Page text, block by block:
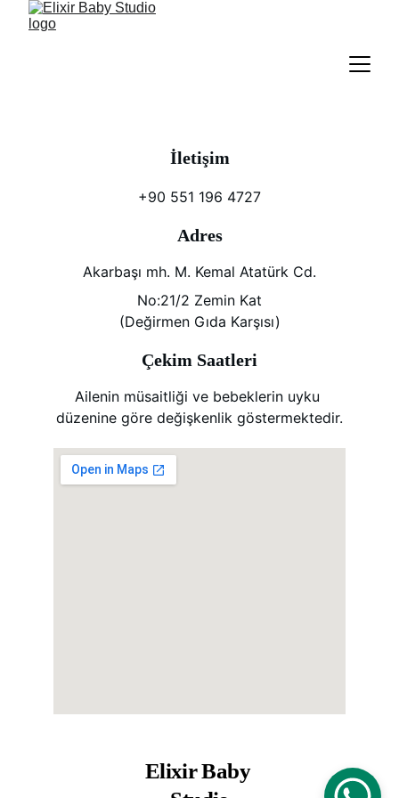
İletişim
Adres
Akarbaşı mh. M. Kemal Atatürk Cd.
No:21/2 Zemin Kat
(Değirmen Gıda Karşısı)
Çekim Saatleri
Ailenin müsaitliği ve bebeklerin uyku
düzenine göre değişkenlik göstermektedir.
+90 551 196 4727
Elixir Baby